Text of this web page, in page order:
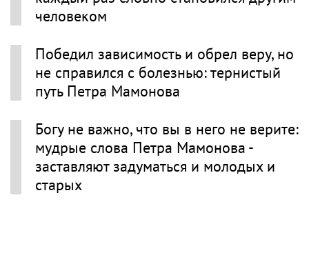
человеком
Победил зависимость и обрел веру, но
не справился с болезнью: тернистый
путь Петра Мамонова
Богу не важно, что вы в него не верите:
мудрые слова Петра Мамонова -
заставляют задуматься и молодых и
старых